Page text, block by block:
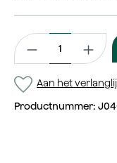
Productaantal:
Aan het
Productnummer: